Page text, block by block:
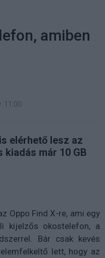
amiben
11:00
elérhető lesz az
kiadás már 10 GB
Oppo Find X-re, ami egy
kijelzős okostelefon, a
Bár csak kevés
lett, hogy az